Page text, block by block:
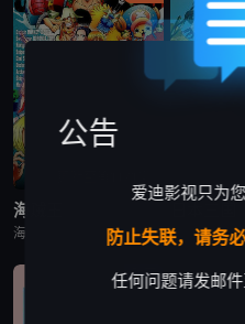
海贼王
海贼王是日本动漫。传奇海盗哥尔•D•罗杰在临死前曾留下关于其毕生的财富“OnePiece”的消息，由此引得群雄并起，众海盗们为了这笔传说中的巨额财富展开争夺，各种势力、政权不断交替，整个世界进入了动荡混乱的“大海贼
动画
公告
爱迪影视只为
防止失联，请务
任何问题请发邮